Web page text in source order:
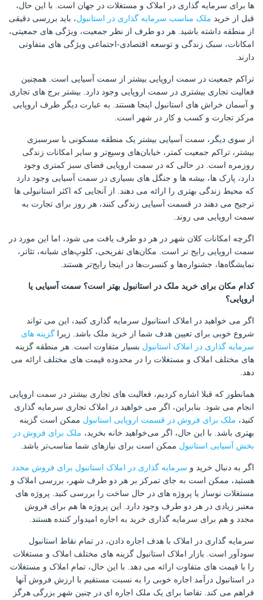
ها برای سرمایه گذاری در املاک و مستغلات در جهان است. با این حال،
قبل از خرید ملک مناسب سرمایه گذاری در استانبول، باید بررسی دقیقی
از منطقه داشته باشید. هر دو طرف از نظر جمعیت، ویژگی های جمعیتی،
امکانات، سبک زندگی و توسعه اقتصادی-اجتماعی ویژگی های متفاوتی
دارند.
تراکم جمعیت در سمت اروپایی بیشتر از سمت آسیایی است. همچنین
فعالیت تجاری بیشتری در سمت اروپایی وجود دارد. بیشتر برج های تجاری
و آسمان خراش های استانبول اینجا هستند. به عبارت دیگر طرف اروپایی
مرکز تجارت و کسب و کار در شهر است.
از سوی دیگر، سمت آسیایی بیشتر یک منطقه مسکونی با سرسبزی
بیشتر، تراکم جمعیت کمتر، خیابان‌های وسیع‌تر و سایر امکانات زندگی
روزمره است. در حالی که در سمت اروپایی فضای سبز کمتری وجود
دارد، پارک ها، بیشه ها و جنگل های بسیاری در سمت آسیایی وجود دارد
که محیط زندگی بهتری را ارائه می دهند. از آنجایی که اکثر استانبولی ها
ترجیح می دهند در قسمت آسیایی زندگی کنند، هر روز برای تجارت به
سمت اروپایی می روند.
اگرچه امکانات کلان شهر در هر دو طرف یافت می شود، اما این مورد در
سمت اروپایی رایج تر است. مکان‌های تفریحی، کلوپ‌های شبانه، تئاتر،
نمایشگاه‌ها، جشنواره‌ها و کنسرت‌ها در اینجا رایج‌تر هستند.
کدام مکان برای خرید ملک در استانبول بهتر است؟ سمت آسیایی یا
اروپایی؟
اگر می خواهید در املاک استانبول سرمایه گذاری کنید، این می تواند
شروع خوبی برای تعیین هدف شما از خرید ملک باشد. زیرا گزینه های
سرمایه گذاری در املاک استانبول بسیار متفاوت است. هر منطقه گزینه
های مختلف املاک و مستغلات را در محدوده قیمت های مختلف ارائه می
دهد.
همانطور که قبلا اشاره کردیم، فعالیت های تجاری بیشتر در سمت اروپایی
انجام می شود. بنابراین، اگر می خواهید در املاک تجاری سرمایه گذاری
کنید، ملک برای فروش در قسمت اروپایی استانبول ممکن است گزینه
بهتری باشد. با این حال، اگر می‌خواهید خانه بخرید، ملک برای فروش در
بخش آسیایی استانبول ممکن است برای نیازهای شما مناسب‌تر باشد.
اگر به دنبال خرید و سرمایه گذاری در املاک استانبول برای فروش مجدد
هستید، ممکن است به جای تمرکز بر هر دو طرف شهر، بررسی املاک و
مستغلات نوساز یا پروژه های در حال ساخت را بررسی کنید. پروژه های
معتبر زیادی در هر دو طرف وجود دارد. این پروژه ها هم برای فروش
مجدد و هم برای سرمایه گذاری خرید به اجاره امیدوار کننده هستند.
سرمایه گذاری در املاک با هدف اجاره دادن، در تمام نقاط استانبول
سودآور است. بازار املاک استانبول گزینه های مختلف املاک و مستغلات
را با قیمت های متفاوت ارائه می دهد. با این حال، تمام املاک و مستغلات
در استانبول درآمد اجاره خوبی را به نسبت مستقیم با ارزش فروش آنها
فراهم می کند. تقاضا برای یک ملک اجاره ای در چنین شهر بزرگی هرگز